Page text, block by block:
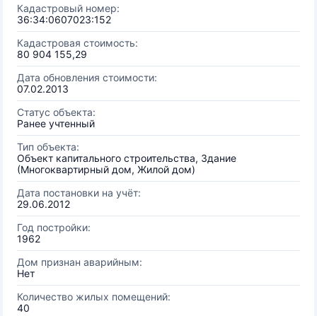
Кадастровый номер:
36:34:0607023:152
Кадастровая стоимость:
80 904 155,29
Дата обновления стоимости:
07.02.2013
Статус объекта:
Ранее учтенный
Тип объекта:
Объект капитального строительства, Здание
(Многоквартирный дом, Жилой дом)
Дата постановки на учёт:
29.06.2012
Год постройки:
1962
Дом признан аварийным:
Нет
Количество жилых помещений:
40